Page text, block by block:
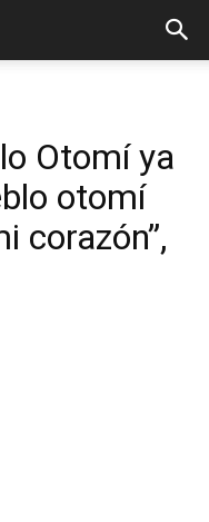
Otomí ya
otomí
corazón”,